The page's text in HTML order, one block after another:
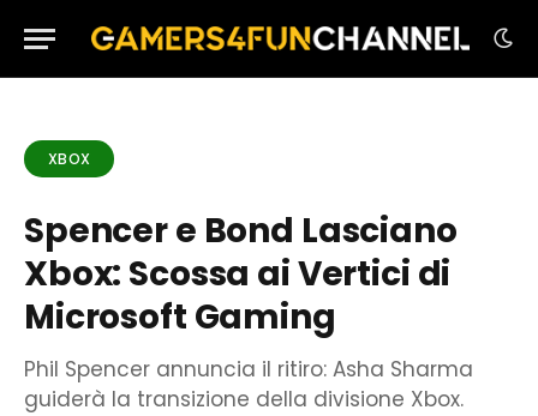
XBOX
Spencer e Bond Lasciano
Xbox: Scossa ai Vertici di
Microsoft Gaming
Phil Spencer annuncia il ritiro: Asha Sharma
guiderà la transizione della divisione Xbox.